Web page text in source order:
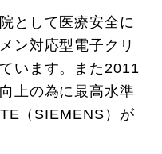
として医療安全に
ン対応型電子クリ
います。また2011
上の為に最高水準
（SIEMENS）が